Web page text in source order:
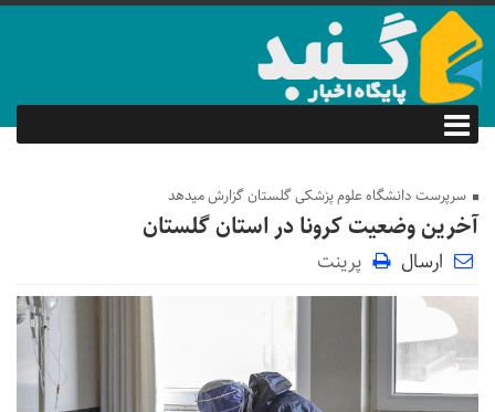
سرپرست دانشگاه علوم پزشکی گلستان گزارش میدهد
آخرین وضعیت کرونا در استان گلستان
ارسال پرینت